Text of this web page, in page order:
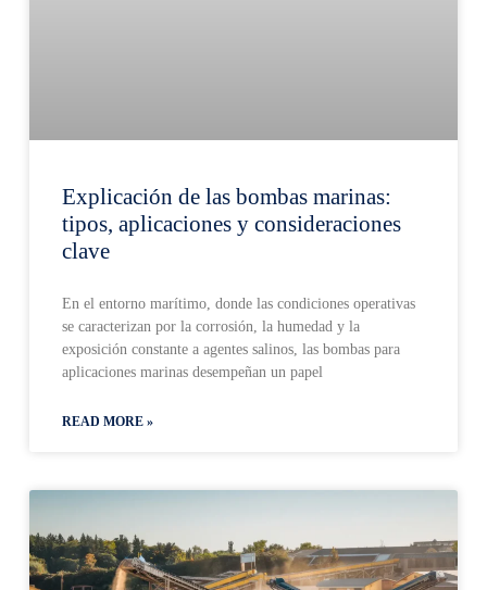
Explicación de las bombas marinas:
tipos, aplicaciones y consideraciones
clave
En el entorno marítimo, donde las condiciones operativas
se caracterizan por la corrosión, la humedad y la
exposición constante a agentes salinos, las bombas para
aplicaciones marinas desempeñan un papel
READ MORE »